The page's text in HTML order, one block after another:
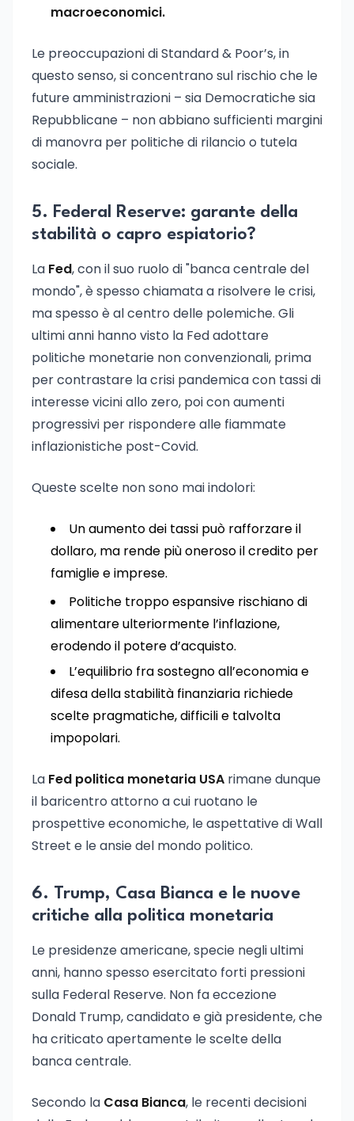
macroeconomici.
Le preoccupazioni di Standard & Poor’s, in
questo senso, si concentrano sul rischio che le
future amministrazioni – sia Democratiche sia
Repubblicane – non abbiano sufficienti margini
di manovra per politiche di rilancio o tutela
sociale.
5. Federal Reserve: garante della
stabilità o capro espiatorio?
La Fed, con il suo ruolo di "banca centrale del
mondo", è spesso chiamata a risolvere le crisi,
ma spesso è al centro delle polemiche. Gli
ultimi anni hanno visto la Fed adottare
politiche monetarie non convenzionali, prima
per contrastare la crisi pandemica con tassi di
interesse vicini allo zero, poi con aumenti
progressivi per rispondere alle fiammate
inflazionistiche post-Covid.
Queste scelte non sono mai indolori:
Un aumento dei tassi può rafforzare il
dollaro, ma rende più oneroso il credito per
famiglie e imprese.
Politiche troppo espansive rischiano di
alimentare ulteriormente l’inflazione,
erodendo il potere d’acquisto.
L’equilibrio fra sostegno all’economia e
difesa della stabilità finanziaria richiede
scelte pragmatiche, difficili e talvolta
impopolari.
La Fed politica monetaria USA rimane dunque
il baricentro attorno a cui ruotano le
prospettive economiche, le aspettative di Wall
Street e le ansie del mondo politico.
6. Trump, Casa Bianca e le nuove
critiche alla politica monetaria
Le presidenze americane, specie negli ultimi
anni, hanno spesso esercitato forti pressioni
sulla Federal Reserve. Non fa eccezione
Donald Trump, candidato e già presidente, che
ha criticato apertamente le scelte della
banca centrale.
Secondo la Casa Bianca, le recenti decisioni